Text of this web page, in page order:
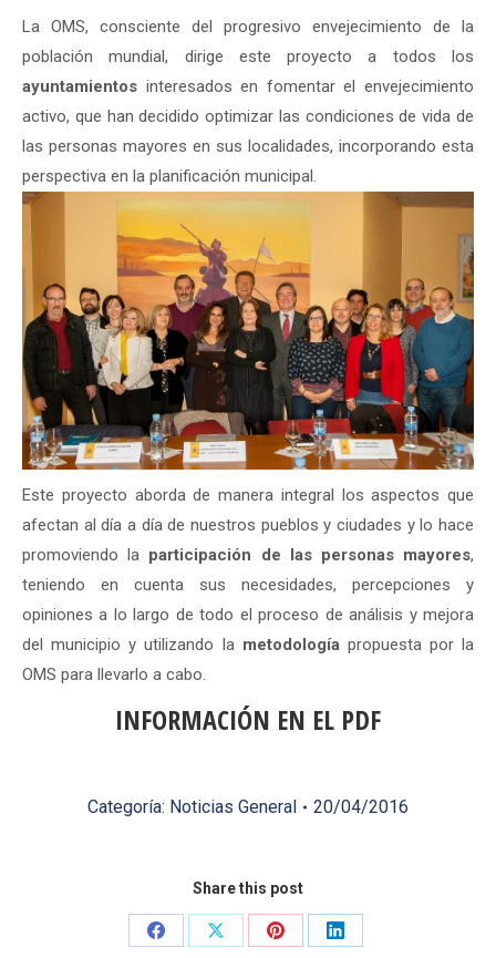
La OMS, consciente del progresivo envejecimiento de la
población mundial, dirige este proyecto a todos los
ayuntamientos interesados en fomentar el envejecimiento
activo, que han decidido optimizar las condiciones de vida de
las personas mayores en sus localidades, incorporando esta
perspectiva en la planificación municipal.
Este proyecto aborda de manera integral los aspectos que
afectan al día a día de nuestros pueblos y ciudades y lo hace
promoviendo la participación de las personas mayores,
teniendo en cuenta sus necesidades, percepciones y
opiniones a lo largo de todo el proceso de análisis y mejora
del municipio y utilizando la metodología propuesta por la
OMS para llevarlo a cabo.
INFORMACIÓN EN EL PDF
Categoría: Noticias General 20/04/2016
Share this post
Share
Share
Share
Share